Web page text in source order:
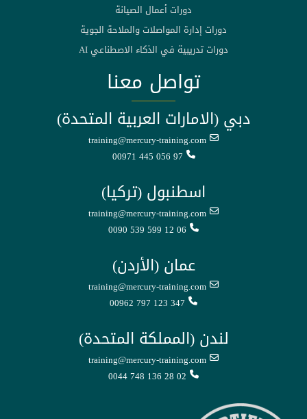
دورات أعمال الصيانة
دورات إدارة المواصلات والملاحة الجوية
دورات تدريبية في الذكاء الاصطناعي AI
تواصل معنا
دبي (الامارات العربية المتحدة)
training@mercury-training.com
00971 445 056 97
اسطنبول (تركيا)
training@mercury-training.com
0090 539 599 12 06
عمان (الأردن)
training@mercury-training.com
00962 797 123 347
لندن (المملكة المتحدة)
training@mercury-training.com
0044 748 136 28 02